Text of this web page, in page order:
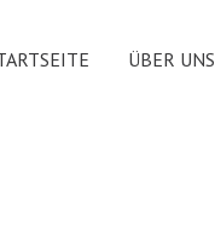
ÜBER UNS